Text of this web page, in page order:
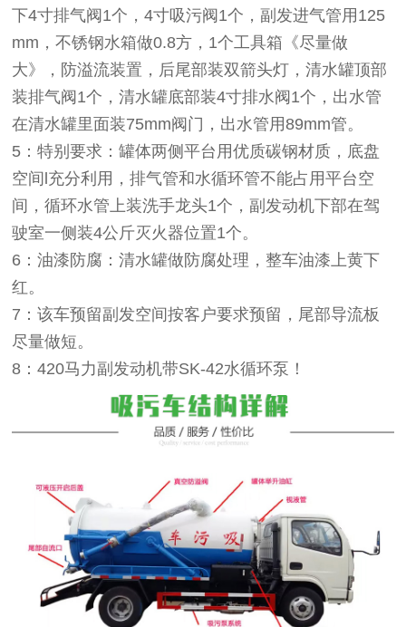
下4寸排气阀1个，4寸吸污阀1个，副发进气管用125
mm，不锈钢水箱做0.8方，1个工具箱《尽量做
大》，防溢流装置，后尾部装双箭头灯，清水罐顶部
装排气阀1个，清水罐底部装4寸排水阀1个，出水管
在清水罐里面装75mm阀门，出水管用89mm管。
5：特别要求：罐体两侧平台用优质碳钢材质，底盘
空间l充分利用，排气管和水循环管不能占用平台空
间，循环水管上装洗手龙头1个，副发动机下部在驾
驶室一侧装4公斤灭火器位置1个。
6：油漆防腐：清水罐做防腐处理，整车油漆上黄下
红。
7：该车预留副发空间按客户要求预留，尾部导流板
尽量做短。
8：420马力副发动机带SK-42水循环泵！